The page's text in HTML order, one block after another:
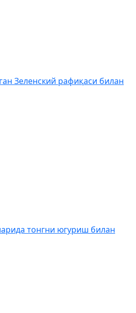
Зеленский рафиқаси билан
тонгни югуриш билан